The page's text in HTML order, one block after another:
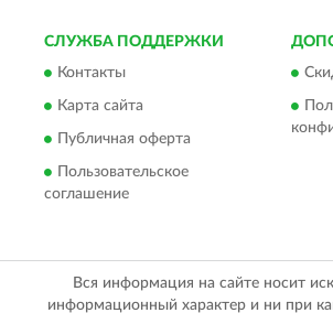
СЛУЖБА ПОДДЕРЖКИ
Контакты
Карта сайта
Публичная оферта
Пользовательское
соглашение
Вся информация на сайте носит
информационный характер и ни при